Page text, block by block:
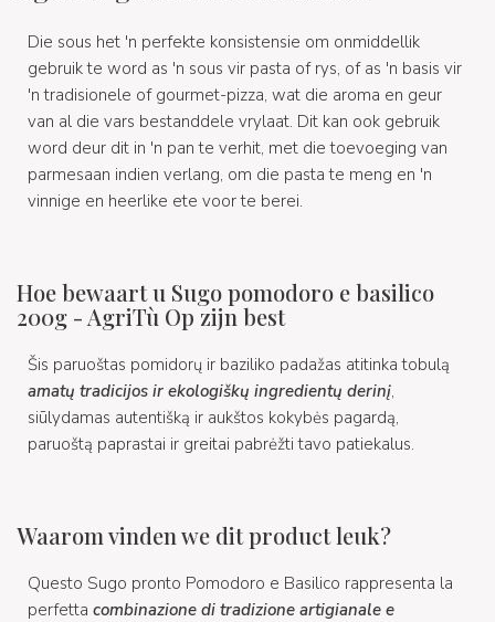
Die sous het 'n perfekte konsistensie om onmiddellik
gebruik te word as 'n sous vir pasta of rys, of as 'n basis vir
'n tradisionele of gourmet-pizza, wat die aroma en geur
van al die vars bestanddele vrylaat. Dit kan ook gebruik
word deur dit in 'n pan te verhit, met die toevoeging van
parmesaan indien verlang, om die pasta te meng en 'n
vinnige en heerlike ete voor te berei.
Hoe bewaart u Sugo pomodoro e basilico
200g - AgriTù Op zijn best
Šis paruoštas pomidorų ir baziliko padažas atitinka tobulą
amatų tradicijos ir ekologiškų ingredientų derinį,
siūlydamas autentišką ir aukštos kokybės pagardą,
paruoštą paprastai ir greitai pabrėžti tavo patiekalus.
Waarom vinden we dit product leuk?
Questo Sugo pronto Pomodoro e Basilico rappresenta la
perfetta combinazione di tradizione artigianale e